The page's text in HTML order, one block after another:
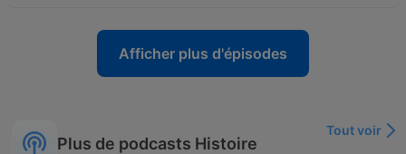
Afficher plus d'épisodes
Plus de podcasts Histoire
Tout voir